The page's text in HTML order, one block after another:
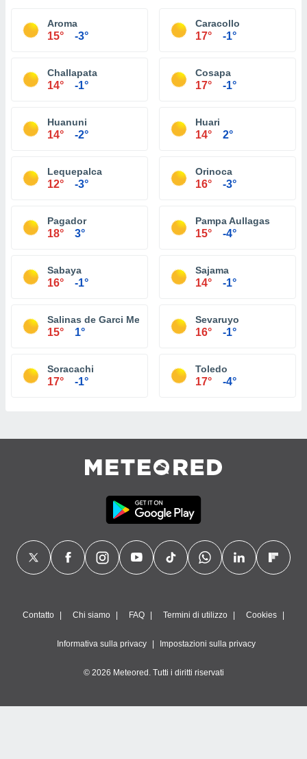
Aroma
15° -3°
Caracollo
17° -1°
Challapata
14° -1°
Cosapa
17° -1°
Huanuni
14° -2°
Huari
14° 2°
Lequepalca
12° -3°
Orinoca
16° -3°
Pagador
18° 3°
Pampa Aullagas
15° -4°
Sabaya
16° -1°
Sajama
14° -1°
Salinas de Garci Mendoza
15° 1°
Sevaruyo
16° -1°
Soracachi
17° -1°
Toledo
17° -4°
Contatto Chi siamo FAQ Termini di utilizzo Cookies
Informativa sulla privacy Impostazioni sulla privacy
© 2026 Meteored. Tutti i diritti riservati